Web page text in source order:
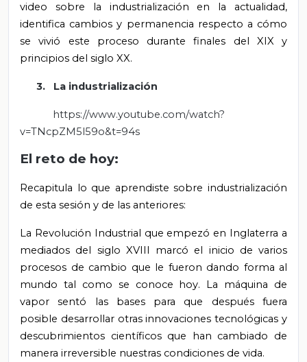
video sobre la industrialización en la actualidad,
identifica cambios y permanencia respecto a cómo
se vivió este proceso durante finales del XIX y
principios del siglo XX.
3. La industrialización
https://www.youtube.com/watch?
v=TNcpZM5l59o&t=94s
El reto de hoy:
Recapitula lo que aprendiste sobre industrialización
de esta sesión y de las anteriores:
La Revolución Industrial que empezó en Inglaterra a
mediados del siglo XVIII marcó el inicio de varios
procesos de cambio que le fueron dando forma al
mundo tal como se conoce hoy. La máquina de
vapor sentó las bases para que después fuera
posible desarrollar otras innovaciones tecnológicas y
descubrimientos científicos que han cambiado de
manera irreversible nuestras condiciones de vida.